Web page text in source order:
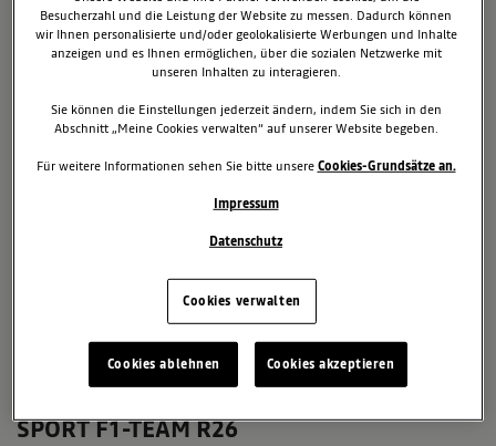
9. April 2008 Mégane 2002-2008
SPORT F1-TEAM R26
Besucherzahl und die Leistung der Website zu messen. Dadurch können
wir Ihnen personalisierte und/oder geolokalisierte Werbungen und Inhalte
anzeigen und es Ihnen ermöglichen, über die sozialen Netzwerke mit
unseren Inhalten zu interagieren.
Sie können die Einstellungen jederzeit ändern, indem Sie sich in den
Abschnitt „Meine Cookies verwalten“ auf unserer Website begeben.
Für weitere Informationen sehen Sie bitte unsereCookies-Grundsätze an.
Impressum
Datenschutz
Cookies verwalten
Cookies ablehnen Cookies akzeptieren